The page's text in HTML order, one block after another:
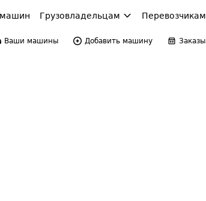
Грузовладельцам Перевозчикам
Ваши машины Добавить машину Заказы